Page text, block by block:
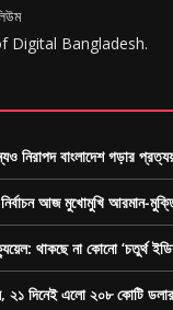
Digital Bangladesh.
নিরাপদ বাংলাদেশ গড়ার
নির্বাচন আজ মুখোমুখি আরমান-
থাকছে না কোনো ‘চতুর্থ
২১ দিনেই এলো ২০৮ কোটি ডলার